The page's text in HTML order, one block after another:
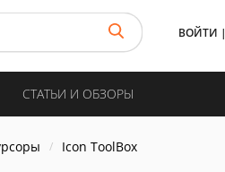
ВОЙТИ |
СТАТЬИ И ОБЗОРЫ
Icon ToolBox